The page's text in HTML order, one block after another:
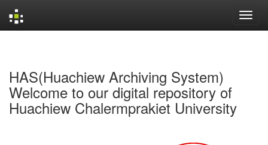
HAS(Huachiew Archiving System)
Welcome to our digital repository of
Huachiew Chalermprakiet University